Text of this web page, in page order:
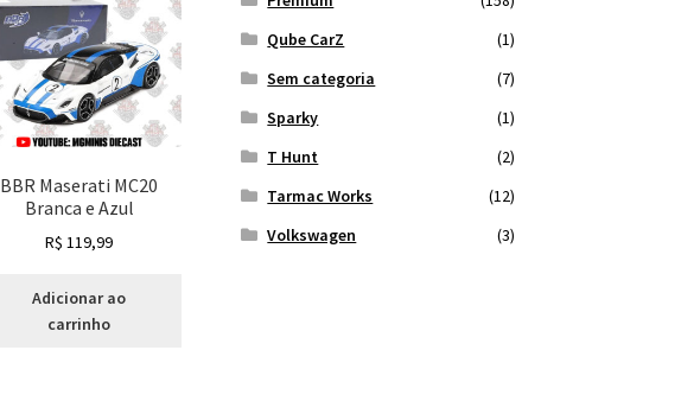
BBR Maserati MC20
Branca e Azul
R$ 119,99
Adicionar ao
carrinho
Qube CarZ
(1)
Sem categoria
(7)
Sparky
(1)
T Hunt
(2)
Tarmac Works
(12)
Volkswagen
(3)